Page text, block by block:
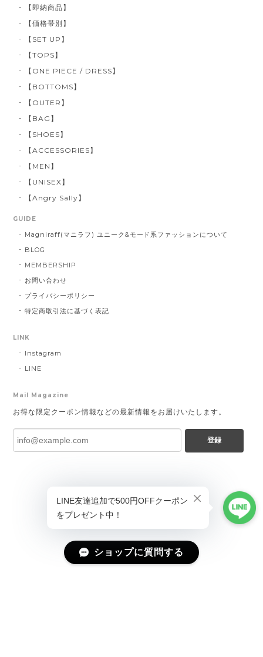
【即納商品】
【価格帯別】
【SET UP】
【TOPS】
【ONE PIECE / DRESS】
【BOTTOMS】
【OUTER】
【BAG】
【SHOES】
【ACCESSORIES】
【MEN】
【UNISEX】
【Angry Sally】
GUIDE
Magniraff(マニラフ) ユニーク&モード系ファッションについて
BLOG
MEMBERSHIP
お問い合わせ
プライバシーポリシー
特定商取引法に基づく表記
LINK
Instagram
LINE
Mail Magazine
お得な限定クーポン情報などの最新情報をお届けいたします。
登録
ショップに質問する